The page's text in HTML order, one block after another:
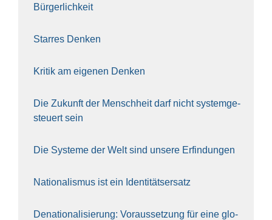
Bür­ger­lich­keit
Star­res Den­ken
Kri­tik am eige­nen Den­ken
Die Zukunft der Mensch­heit darf nicht sys­tem­ge­
steu­ert sein
Die Sys­te­me der Welt sind unse­re Erfin­dun­gen
Natio­na­lis­mus ist ein Iden­ti­täts­er­satz
Dena­tio­na­li­sie­rung: Vor­aus­set­zung für eine glo­